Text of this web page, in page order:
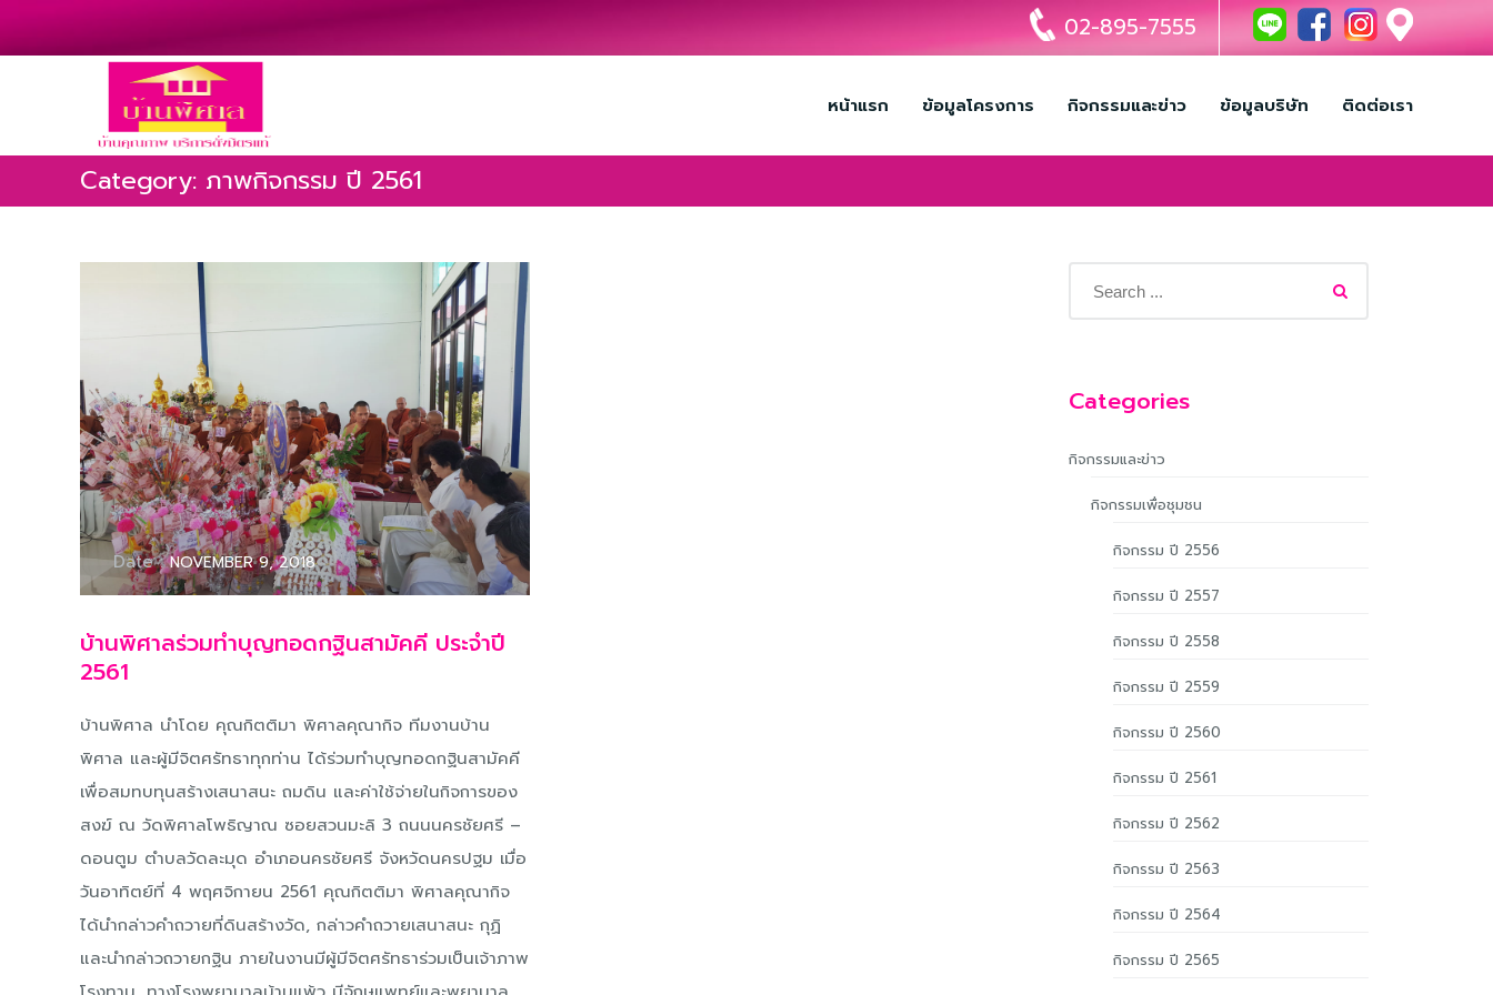
02-895-7555
หน้าแรก ข้อมูลโครงการ กิจกรรมและข่าว ข้อมูลบริษัท ติดต่อเรา
Category: ภาพกิจกรรม ปี 2561
Date :NOVEMBER 9, 2018
บ้านพิศาลร่วมทำบุญทอดกฐินสามัคคี ประจำปี
2561
บ้านพิศาล นำโดย คุณกิตติมา พิศาลคุณากิจ ทีมงานบ้าน
พิศาล และผู้มีจิตศรัทธาทุกท่าน ได้ร่วมทำบุญทอดกฐินสามัคคี
เพื่อสมทบทุนสร้างเสนาสนะ ถมดิน และค่าใช้จ่ายในกิจการของ
สงฆ์ ณ วัดพิศาลโพธิญาณ ซอยสวนมะลิ 3 ถนนนครชัยศรี –
ดอนตูม ตำบลวัดละมุด อำเภอนครชัยศรี จังหวัดนครปฐม เมื่อ
วันอาทิตย์ที่ 4 พฤศจิกายน 2561 คุณกิตติมา พิศาลคุณากิจ
ได้นำกล่าวคำถวายที่ดินสร้างวัด, กล่าวคำถวายเสนาสนะ กุฏิ
และนำกล่าวถวายกฐิน ภายในงานมีผู้มีจิตศรัทธาร่วมเป็นเจ้าภาพ
Categories
กิจกรรมและข่าว
กิจกรรมเพื่อชุมชน
กิจกรรม ปี 2556
กิจกรรม ปี 2557
กิจกรรม ปี 2558
กิจกรรม ปี 2559
กิจกรรม ปี 2560
กิจกรรม ปี 2561
กิจกรรม ปี 2562
กิจกรรม ปี 2563
กิจกรรม ปี 2564
กิจกรรม ปี 2565